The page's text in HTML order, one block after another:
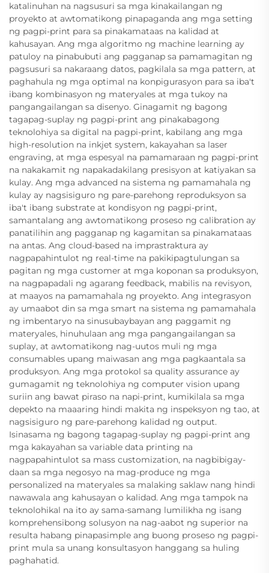
katalinuhan na nagsusuri sa mga kinakailangan ng
proyekto at awtomatikong pinapaganda ang mga setting
ng pagpi-print para sa pinakamataas na kalidad at
kahusayan. Ang mga algoritmo ng machine learning ay
patuloy na pinabubuti ang pagganap sa pamamagitan ng
pagsusuri sa nakaraang datos, pagkilala sa mga pattern, at
paghahula ng mga optimal na konpigurasyon para sa iba't
ibang kombinasyon ng materyales at mga tukoy na
pangangailangan sa disenyo. Ginagamit ng bagong
tagapag-suplay ng pagpi-print ang pinakabagong
teknolohiya sa digital na pagpi-print, kabilang ang mga
high-resolution na inkjet system, kakayahan sa laser
engraving, at mga espesyal na pamamaraan ng pagpi-print
na nakakamit ng napakadakilang presisyon at katiyakan sa
kulay. Ang mga advanced na sistema ng pamamahala ng
kulay ay nagsisiguro ng pare-parehong reproduksyon sa
iba't ibang substrate at kondisyon ng pagpi-print,
samantalang ang awtomatikong proseso ng calibration ay
panatilihin ang pagganap ng kagamitan sa pinakamataas
na antas. Ang cloud-based na imprastraktura ay
nagpapahintulot ng real-time na pakikipagtulungan sa
pagitan ng mga customer at mga koponan sa produksyon,
na nagpapadali ng agarang feedback, mabilis na revisyon,
at maayos na pamamahala ng proyekto. Ang integrasyon
ay umaabot din sa mga smart na sistema ng pamamahala
ng imbentaryo na sinusubaybayan ang paggamit ng
materyales, hinuhulaan ang mga pangangailangan sa
suplay, at awtomatikong nag-uutos muli ng mga
consumables upang maiwasan ang mga pagkaantala sa
produksyon. Ang mga protokol sa quality assurance ay
gumagamit ng teknolohiya ng computer vision upang
suriin ang bawat piraso na napi-print, kumikilala sa mga
depekto na maaaring hindi makita ng inspeksyon ng tao, at
nagsisiguro ng pare-parehong kalidad ng output.
Isinasama ng bagong tagapag-suplay ng pagpi-print ang
mga kakayahan sa variable data printing na
nagpapahintulot sa mass customization, na nagbibigay-
daan sa mga negosyo na mag-produce ng mga
personalized na materyales sa malaking saklaw nang hindi
nawawala ang kahusayan o kalidad. Ang mga tampok na
teknolohikal na ito ay sama-samang lumilikha ng isang
komprehensibong solusyon na nag-aabot ng superior na
resulta habang pinapasimple ang buong proseso ng pagpi-
print mula sa unang konsultasyon hanggang sa huling
paghahatid.